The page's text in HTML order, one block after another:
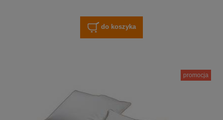
do koszyka
promocja